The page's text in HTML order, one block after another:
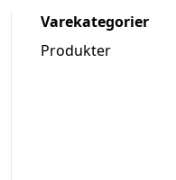
Varekategorier
Produkter